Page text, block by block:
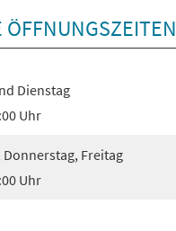
ÖFFNUNGSZEITEN
Dienstag
Uhr
Freitag
Uhr